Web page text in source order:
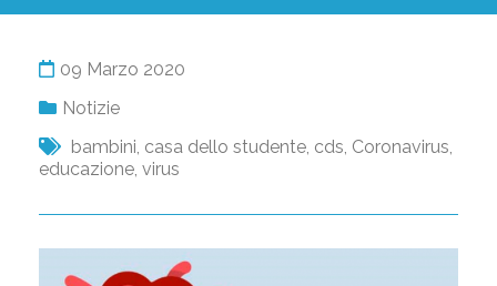
09 Marzo 2020
Notizie
bambini, casa dello studente, cds, Coronavirus,
educazione, virus